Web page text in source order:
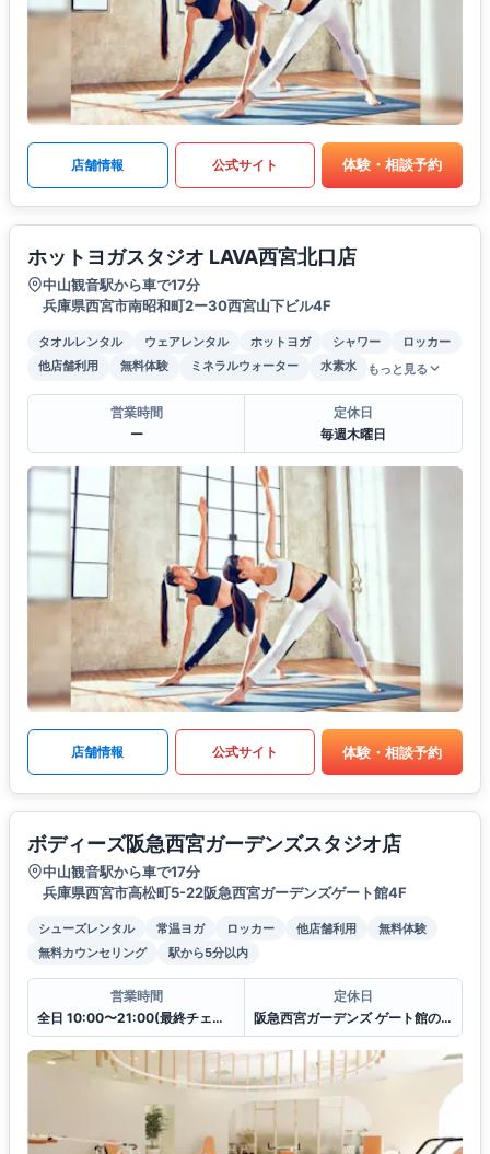
店舗情報 公式サイト 体験・相談予約
ホットヨガスタジオ LAVA西宮北口店
中山観音駅から車で17分
兵庫県西宮市南昭和町2ー30西宮山下ビル4F
タオルレンタル ウェアレンタル ホットヨガ シャワー
ロッカー
他店舗利用
無料体験 ミネラルウォーター 水素水 もっと見る
営業時間
ー
定休日
毎週木曜日
店舗情報 公式サイト 体験・相談予約
ボディーズ阪急西宮ガーデンズスタジオ店
中山観音駅から車で17分
兵庫県西宮市高松町5-22阪急西宮ガーデンズゲート館4F
シューズレンタル 常温ヨガ ロッカー 他店舗利用
無料体験
無料カウンセリング
駅から5分以内
営業時間
全日 10:00〜21:00(最終チェックイン20:30)
定休日
阪急西宮ガーデンズ ゲート館の休館日に準ずる